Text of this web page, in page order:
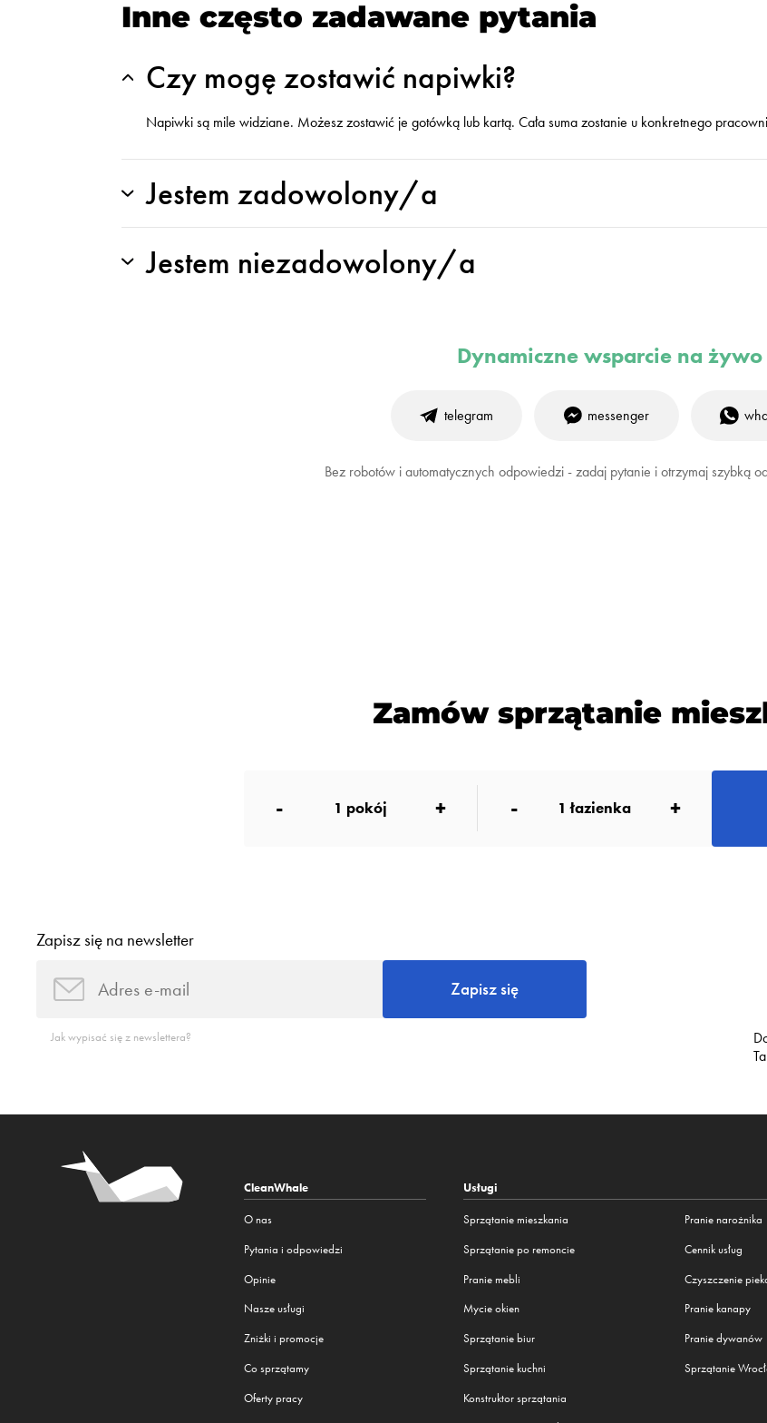
Inne często zadawane pytania
Czy mogę zostawić napiwki?
Napiwki są mile widziane. Możesz zostawić je gotówką lub kartą. Cała suma zostanie u konkretnego
Jestem zadowolony/a
Jestem niezadowolony/a
Dynamiczne wsparcie na żywo
telegram messenger
Bez robotów i automatycznych odpowiedzi - zadaj pytanie i otrzymaj szybką
Zamów sprzątanie
- 1 pokój + - 1 łazienka +
Zapisz się na newsletter
Zapisz się
Jak wypisać się z newslettera?
CleanWhale
O nas
Pytania i odpowiedzi
Opinie
Nasze usługi
Zniżki i promocje
Co sprzątamy
Oferty pracy
Usługi
Sprzątanie mieszkania
Sprzątanie po remoncie
Pranie mebli
Mycie okien
Sprzątanie biur
Sprzątanie kuchni
Konstruktor sprzątania
Pranie narożnika
Cennik usług
Czyszczenie
Pranie kanapy
Pranie dywanów
Sprzątanie